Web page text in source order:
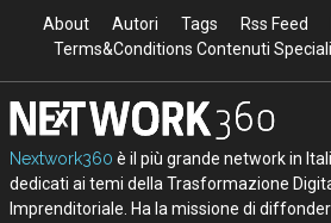
About Autori Tags Rss Feed
Terms&Conditions Contenuti
Nextwork360 è il più grande network in
dedicati ai temi della Trasformazione
Imprenditoriale. Ha la missione di